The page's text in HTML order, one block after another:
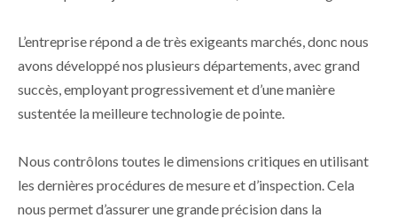
L’entreprise répond a de très exigeants marchés, donc nous
avons développé nos plusieurs départements, avec grand
succès, employant progressivement et d’une manière
sustentée la meilleure technologie de pointe.
Nous contrôlons toutes le dimensions critiques en utilisant
les dernières procédures de mesure et d’inspection. Cela
nous permet d’assurer une grande précision dans la